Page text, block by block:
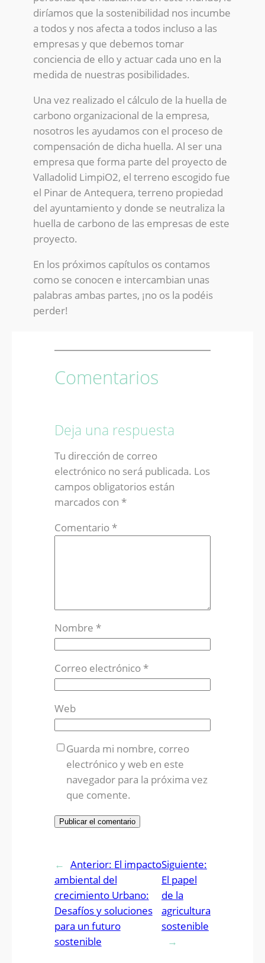
diríamos que la sostenibilidad nos incumbe
a todos y nos afecta a todos incluso a las
empresas y que debemos tomar
conciencia de ello y actuar cada uno en la
medida de nuestras posibilidades.
Una vez realizado el cálculo de la huella de
carbono organizacional de la empresa,
nosotros les ayudamos con el proceso de
compensación de dicha huella. Al ser una
empresa que forma parte del proyecto de
Valladolid LimpiO2, el terreno escogido fue
el Pinar de Antequera, terreno propiedad
del ayuntamiento y donde se neutraliza la
huella de carbono de las empresas de este
proyecto.
En los próximos capítulos os contamos
como se conocen e intercambian unas
palabras ambas partes, ¡no os la podéis
perder!
Comentarios
Deja una respuesta
Tu dirección de correo
electrónico no será publicada. Los
campos obligatorios están
marcados con *
Comentario*
Nombre *
Correo electrónico*
Web
Guarda mi nombre, correo
electrónico y web en este
navegador para la próxima vez
que comente.
← Anterior: El impacto
ambiental del
crecimiento Urbano:
Desafíos y soluciones
para un futuro
sostenible
Siguiente:
El papel
de la
agricultura
sostenible
→